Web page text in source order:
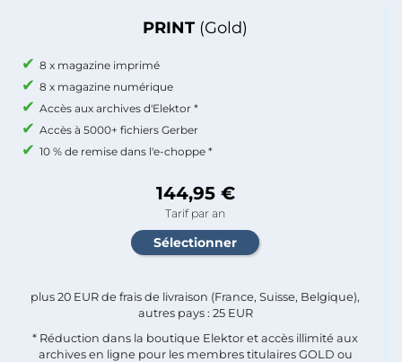
PRINT (Gold)
8 x magazine imprimé
8 x magazine numérique
Accès aux archives d'Elektor *
Accès à 5000+ fichiers Gerber
10 % de remise dans l'e-choppe *
144,95 €
Tarif par an
plus 20 EUR de frais de livraison (France, Suisse, Belgique),
autres pays : 25 EUR
* Réduction dans la boutique Elektor et accès illimité aux
archives en ligne pour les membres titulaires GOLD ou